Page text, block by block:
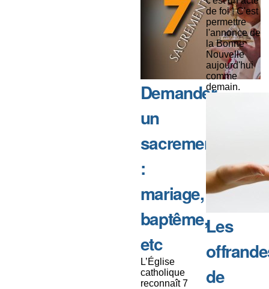
Demander
un
sacrement
:
mariage,
baptême,
etc
L’Église
catholique
reconnaît 7
de foi ! C'est
permettre
l'annonce de
la Bonne
Nouvelle
aujourd'hui
comme
demain.
Les
de